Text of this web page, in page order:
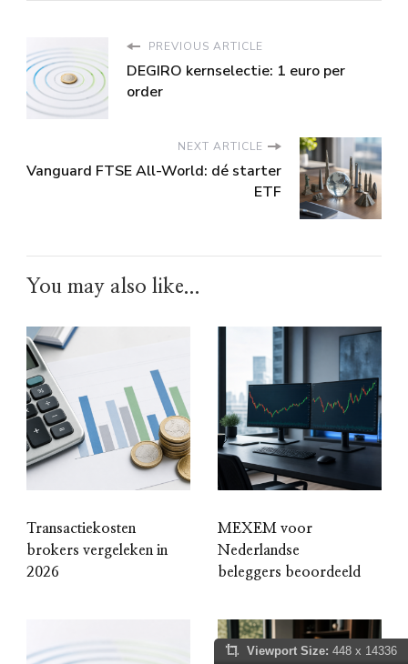
PREVIOUS ARTICLE
DEGIRO kernselectie: 1 euro per
order
NEXT ARTICLE
Vanguard FTSE All-World: dé starter
ETF
You may also like...
Transactiekosten
brokers vergeleken in
2026
MEXEM voor
Nederlandse
beleggers beoordeeld
Viewport Size: 448 x 14336